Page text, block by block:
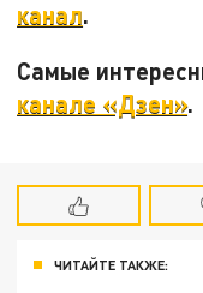
канал.
Самые
канале «Дзен».
ЧИТАЙТЕ ТАКЖЕ: